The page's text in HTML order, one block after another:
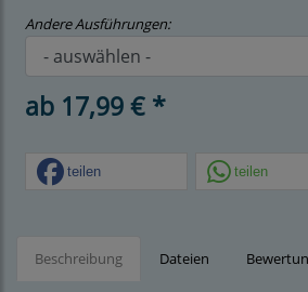
Andere Ausführungen:
ab 17,99 € *
teilen teilen
Beschreibung Dateien